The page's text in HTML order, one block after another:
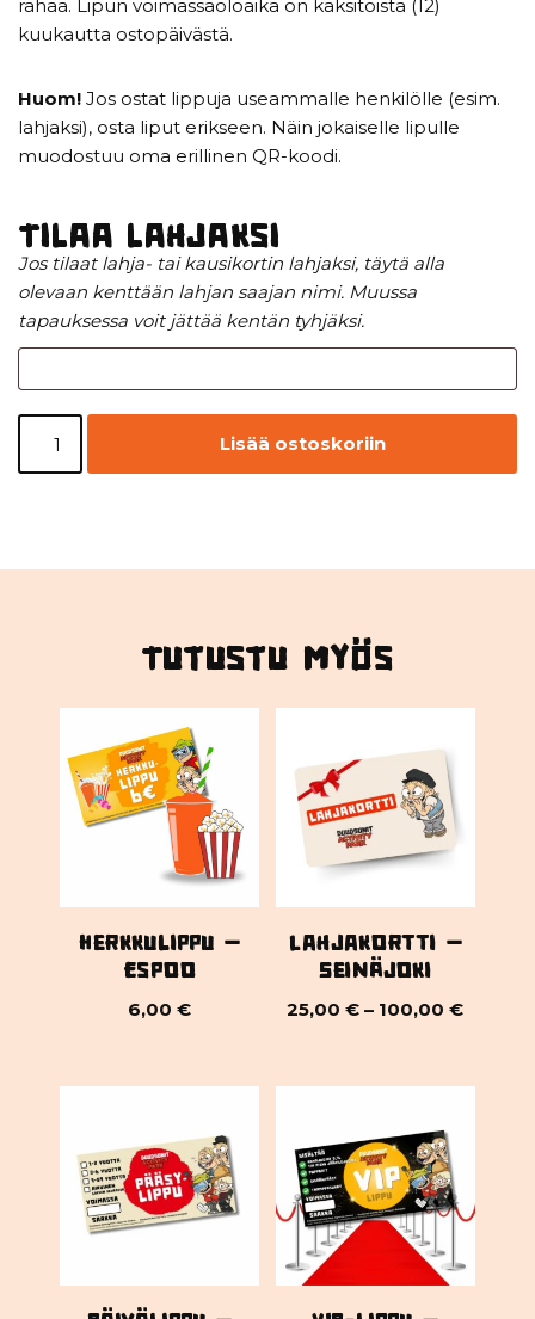
rahaa. Lipun voimassaoloaika on kaksitoista (12)
kuukautta ostopäivästä.
Huom! Jos ostat lippuja useammalle henkilölle (esim.
lahjaksi), osta liput erikseen. Näin jokaiselle lipulle
muodostuu oma erillinen QR-koodi.
Tilaa lahjaksi
Jos tilaat lahja- tai kausikortin lahjaksi, täytä alla
olevaan kenttään lahjan saajan nimi. Muussa
tapauksessa voit jättää kentän tyhjäksi.
Lisää ostoskoriin
Tutustu myös
Herkkulippu –
Espoo
6,00€
Lahjakortti –
Seinäjoki
25,00€ – 100,00€